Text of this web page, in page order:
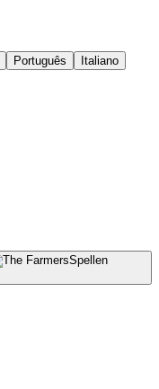
Português
Italiano
Spellen